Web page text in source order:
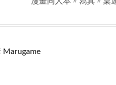
Marugame